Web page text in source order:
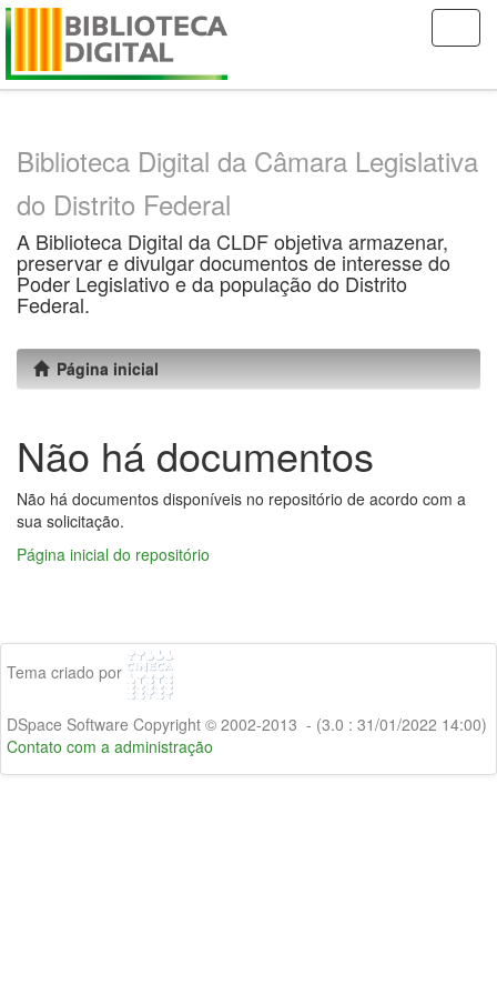
Skip
Biblioteca Digital da Câmara Legislativa
do Distrito Federal
A Biblioteca Digital da CLDF objetiva armazenar,
preservar e divulgar documentos de interesse do
Poder Legislativo e da população do Distrito
Federal.
Página inicial
Não há documentos
Não há documentos disponíveis no repositório de acordo com a
sua solicitação.
Página inicial do repositório
Tema criado por
DSpace Software Copyright © 2002-2013 - (3.0 : 31/01/2022 14:00)
Contato com a administração